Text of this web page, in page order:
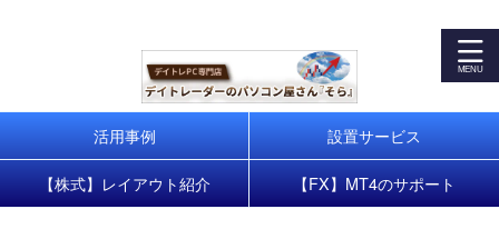
活用事例 設置サービス
【株式】レイアウト紹介 【FX】MT4のサポート